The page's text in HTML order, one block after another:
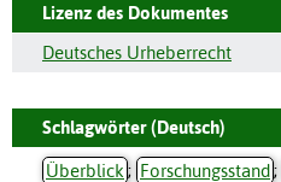
Lizenz des Dokumentes
Deutsches Urheberrecht
Schlagwörter (Deutsch)
Überblick ; Forschungsstand;